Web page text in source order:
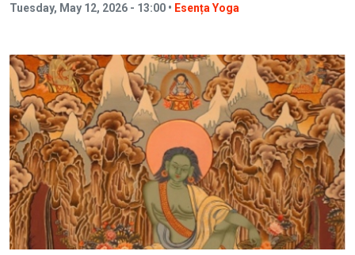
Tuesday, May 12, 2026 - 13:00 • Esența Yoga